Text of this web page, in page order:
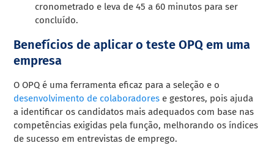
cronometrado e leva de 45 a 60 minutos para ser
concluído.
Benefícios de aplicar o teste OPQ em uma
empresa
O OPQ é uma ferramenta eficaz para a seleção e o
desenvolvimento de colaboradores e gestores, pois ajuda
a identificar os candidatos mais adequados com base nas
competências exigidas pela função, melhorando os índices
de sucesso em entrevistas de emprego.